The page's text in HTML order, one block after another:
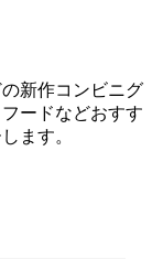
新作コンビニグ
ードなどおすす
ます。